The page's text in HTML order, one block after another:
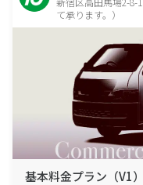
て承ります。）
基本料金プラン（V1）